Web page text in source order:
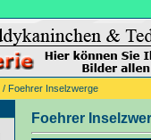
/ Foehrer Inselzwerge
Foehrer